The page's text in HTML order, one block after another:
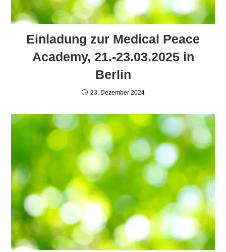
Einladung zur Medical Peace
Academy, 21.-23.03.2025 in
Berlin
23. Dezember 2024